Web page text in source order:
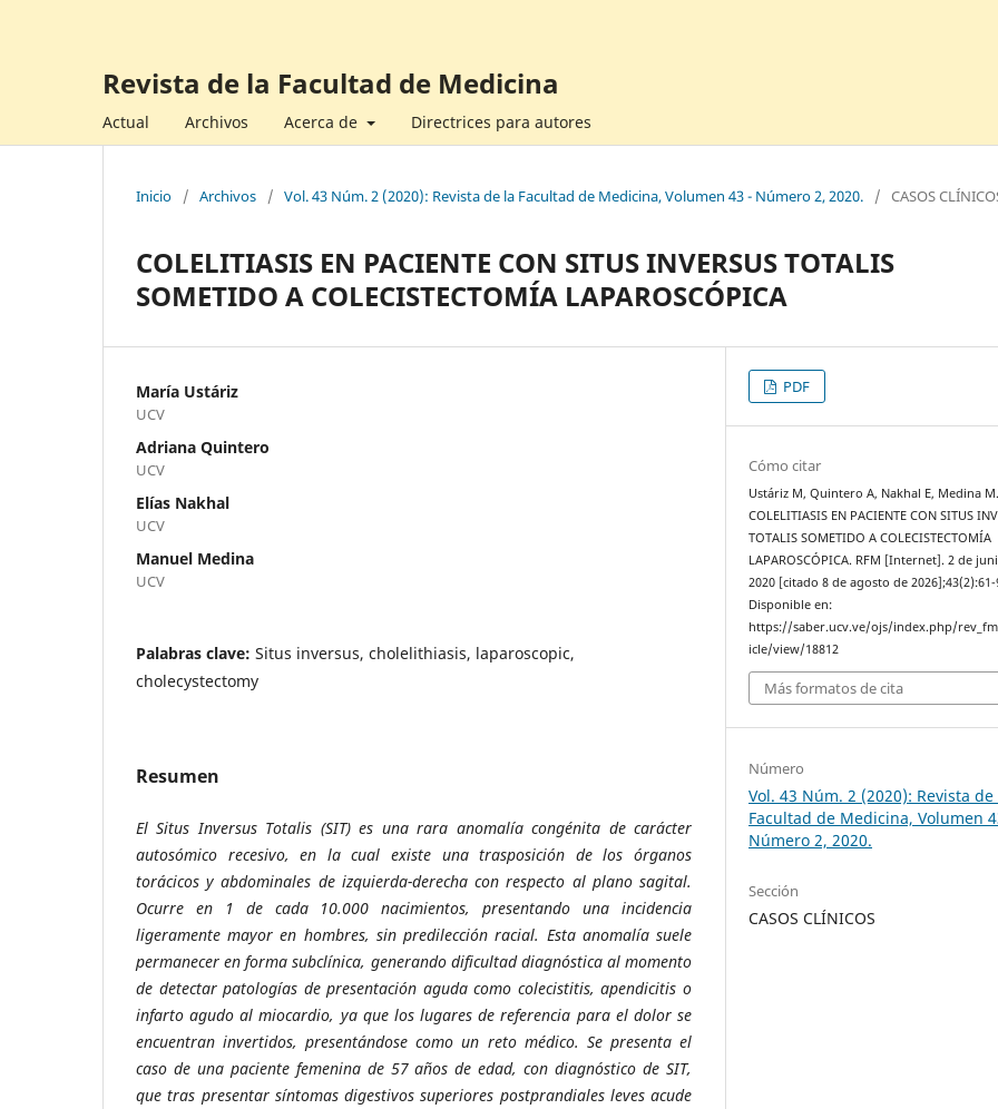
Revista de la Facultad de Medicina
Actual Archivos Acerca de Directrices para autores
Inicio / Archivos / Vol. 43 Núm. 2 (2020): Revista de la Facultad de Medicina, Volumen 43 - Número 2, 2020. / CASOS
COLELITIASIS EN PACIENTE CON SITUS INVERSUS TOTALIS
SOMETIDO A COLECISTECTOMÍA LAPAROSCÓPICA
María Ustáriz
UCV
Adriana Quintero
UCV
Elías Nakhal
UCV
Manuel Medina
UCV
Palabras clave: Situs inversus, cholelithiasis, laparoscopic,
cholecystectomy
Resumen
El Situs Inversus Totalis (SIT) es una rara anomalía congénita de carácter
autosómico recesivo, en la cual existe una trasposición de los órganos
torácicos y abdominales de izquierda-derecha con respecto al plano sagital.
Ocurre en 1 de cada 10.000 nacimientos, presentando una incidencia
ligeramente mayor en hombres, sin predilección racial. Esta anomalía suele
permanecer en forma subclínica, generando dificultad diagnóstica al momento
de detectar patologías de presentación aguda como colecistitis, apendicitis o
infarto agudo al miocardio, ya que los lugares de referencia para el dolor se
encuentran invertidos, presentándose como un reto médico. Se presenta el
caso de una paciente femenina de 57 años de edad, con diagnóstico de SIT,
que tras presentar síntomas digestivos superiores postprandiales leves acude
PDF
Cómo citar
Ustáriz M, Quintero A, Nakhal E, Medina M.
COLELITIASIS EN PACIENTE CON SITUS
TOTALIS SOMETIDO A COLECISTECTOMÍA
LAPAROSCÓPICA. RFM [Internet]. 2 de
2020 [citado 8 de agosto de 2026];43(2):61-
Disponible en:
https://saber.ucv.ve/ojs/index.php/
icle/view/18812
Más formatos de cita
Número
Vol. 43 Núm. 2 (2020): Revista de
Facultad de Medicina, Volumen
Número 2, 2020.
Sección
CASOS CLÍNICOS